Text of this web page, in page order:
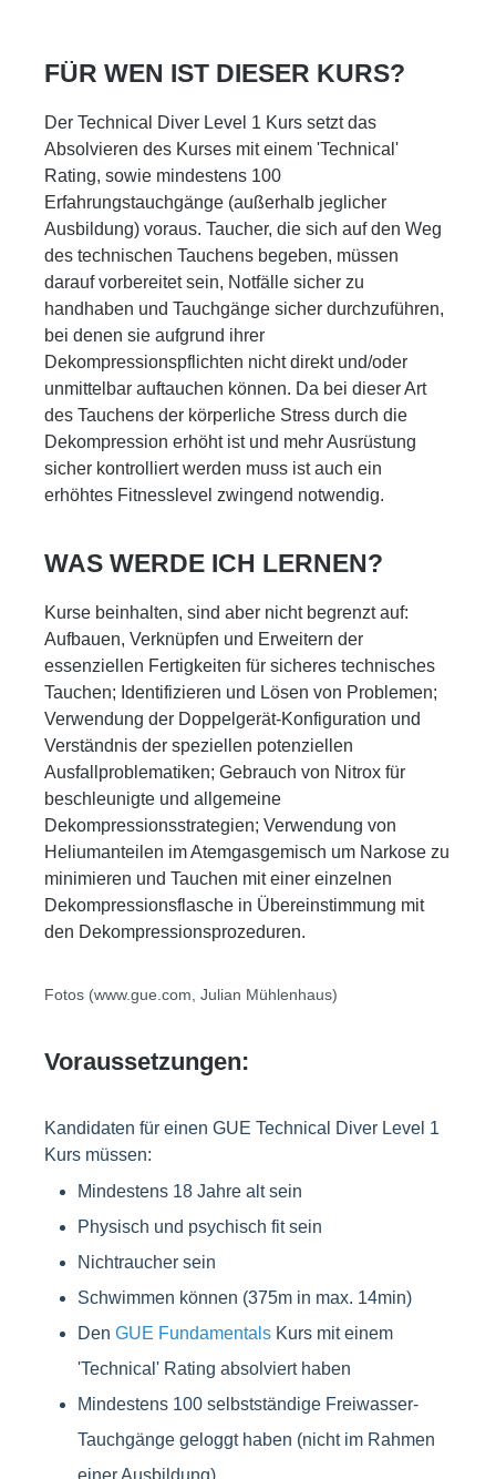
FÜR WEN IST DIESER KURS?
Der Technical Diver Level 1 Kurs setzt das
Absolvieren des Kurses mit einem 'Technical'
Rating, sowie mindestens 100
Erfahrungstauchgänge (außerhalb jeglicher
Ausbildung) voraus. Taucher, die sich auf den Weg
des technischen Tauchens begeben, müssen
darauf vorbereitet sein, Notfälle sicher zu
handhaben und Tauchgänge sicher durchzuführen,
bei denen sie aufgrund ihrer
Dekompressionspflichten nicht direkt und/oder
unmittelbar auftauchen können. Da bei dieser Art
des Tauchens der körperliche Stress durch die
Dekompression erhöht ist und mehr Ausrüstung
sicher kontrolliert werden muss ist auch ein
erhöhtes Fitnesslevel zwingend notwendig.
WAS WERDE ICH LERNEN?
Kurse beinhalten, sind aber nicht begrenzt auf:
Aufbauen, Verknüpfen und Erweitern der
essenziellen Fertigkeiten für sicheres technisches
Tauchen; Identifizieren und Lösen von Problemen;
Verwendung der Doppelgerät-Konfiguration und
Verständnis der speziellen potenziellen
Ausfallproblematiken; Gebrauch von Nitrox für
beschleunigte und allgemeine
Dekompressionsstrategien; Verwendung von
Heliumanteilen im Atemgasgemisch um Narkose zu
minimieren und Tauchen mit einer einzelnen
Dekompressionsflasche in Übereinstimmung mit
den Dekompressionsprozeduren.
Fotos (www.gue.com, Julian Mühlenhaus)
Voraussetzungen:
Kandidaten für einen GUE Technical Diver Level 1
Kurs müssen:
Mindestens 18 Jahre alt sein
Physisch und psychisch fit sein
Nichtraucher sein
Schwimmen können (375m in max. 14min)
Den GUE Fundamentals Kurs mit einem
'Technical' Rating absolviert haben
Mindestens 100 selbstständige Freiwasser-
Tauchgänge geloggt haben (nicht im Rahmen
einer Ausbildung)